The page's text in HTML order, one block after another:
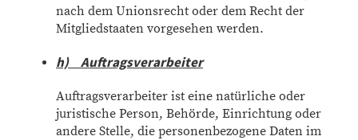
nach dem Unionsrecht oder dem Recht der
Mitgliedstaaten vorgesehen werden.
h) Auftragsverarbeiter
Auftragsverarbeiter ist eine natürliche oder
juristische Person, Behörde, Einrichtung oder
andere Stelle, die personenbezogene Daten im